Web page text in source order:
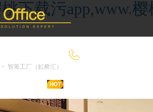
下载污app,www.
> 智筹工厂（虹桥汇）